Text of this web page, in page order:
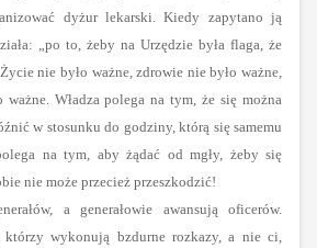
dyżur lekarski. Kiedy zapytano ją
„po to, żeby na Urzędzie była flaga, że
nie było ważne, zdrowie nie było ważne,
ważne. Władza polega na tym, że się można
w stosunku do godziny, którą się samemu
na tym, aby żądać od mgły, żeby się
nie może przecież przeszkodzić!
a generałowie awansują oficerów.
którzy wykonują bzdurne rozkazy, a nie ci,